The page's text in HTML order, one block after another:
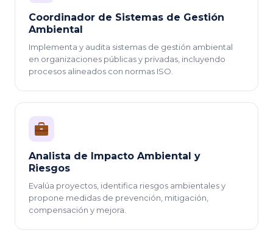
Coordinador de Sistemas de Gestión
Ambiental
Implementa y audita sistemas de gestión ambiental
en organizaciones públicas y privadas, incluyendo
procesos alineados con normas ISO.
Analista de Impacto Ambiental y
Riesgos
Evalúa proyectos, identifica riesgos ambientales y
propone medidas de prevención, mitigación,
compensación y mejora.